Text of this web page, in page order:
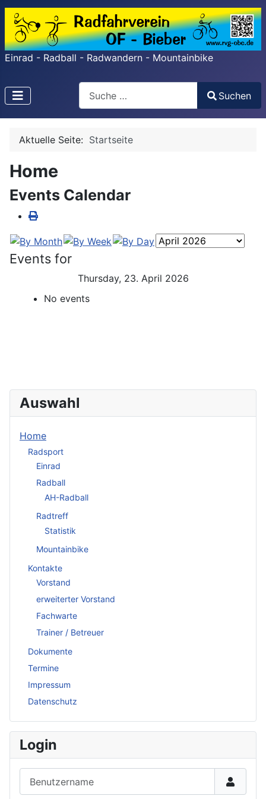
Einrad - Radball - Radwandern - Mountainbike
Search
Type 2 or more characters for results.
Suchen
Aktuelle Seite: Startseite
Home
Events Calendar
Events for
Thursday, 23. April 2026
No events
Auswahl
Home
Radsport
Einrad
Radball
AH-Radball
Radtreff
Statistik
Mountainbike
Kontakte
Vorstand
erweiterter Vorstand
Fachwarte
Trainer / Betreuer
Dokumente
Termine
Impressum
Datenschutz
Login